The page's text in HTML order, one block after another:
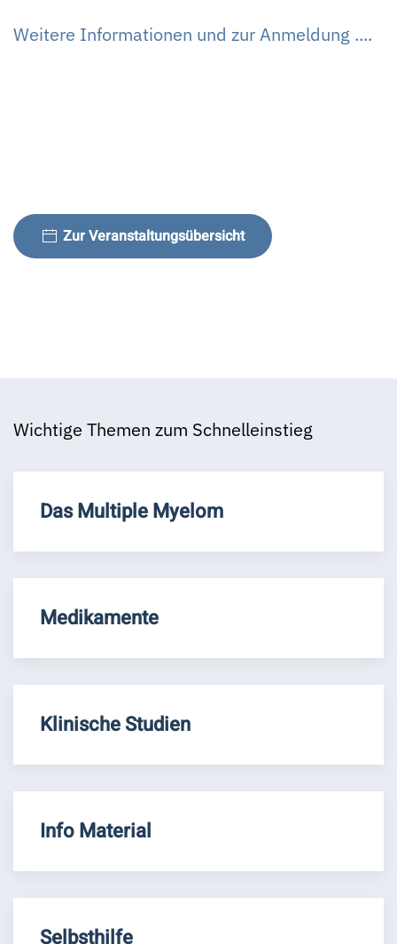
Weitere Informationen und zur Anmeldung ....
Zur Veranstaltungsübersicht
Wichtige Themen zum Schnelleinstieg
Das Multiple Myelom
Medikamente
Klinische Studien
Info Material
Selbsthilfe